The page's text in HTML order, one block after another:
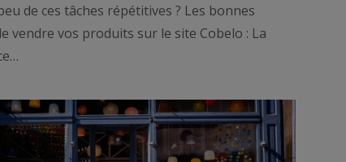
de ces tâches répétitives ? Les bonnes
vendre vos produits sur le site Cobelo : La